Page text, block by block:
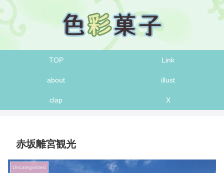
TOP Link
about illust
clap X
赤坂離宮観光
Uncategorized